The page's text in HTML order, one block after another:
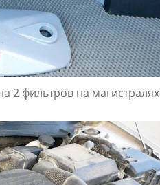
2 фильтров на магистралях